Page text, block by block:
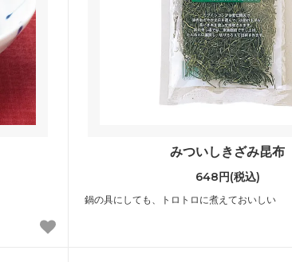
みついしきざみ昆布
648円(税込)
鍋の具にしても、トロトロに煮えておいしい